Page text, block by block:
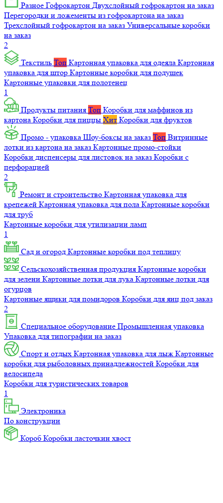
Разное Гофрокартон Двухслойный гофрокартон на заказ
Перегородки и ложементы из гофрокартона на заказ
Трехслойный гофрокартон на заказ Универсальные коробки
на заказ
2
Текстиль Топ Картонная упаковка для одеяла Картонная
упаковка для штор Картонные коробки для подушек
Картонные упаковки для полотенец
1
Продукты питания Топ Коробки для маффинов из
картона Коробки для пиццы Хит Коробки для фруктов
Промо - упаковка Шоу-боксы на заказ Топ Витринные
лотки из картона на заказ Картонные промо-стойки
Коробки диспенсеры для листовок на заказ Коробки с
перфорацией
2
Ремонт и строительство Картонная упаковка для
крепежей Картонная упаковка для пола Картонные коробки
для труб
Картонные коробки для утилизации ламп
1
Сад и огород Картонные коробки под теплицу
Сельскохозяйственная продукция Картонные коробки
для зелени Картонные лотки для лука Картонные лотки для
огурцов
Картонные ящики для помидоров Коробки для яиц под заказ
2
Специальное оборудование Промышленная упаковка
Упаковка для типографии на заказ
Спорт и отдых Картонная упаковка для лыж Картонные
коробки для рыболовных принадлежностей Коробки для
велосипеда
Коробки для туристических товаров
1
Электроника
По конструкции
Короб Коробки ласточкин хвост